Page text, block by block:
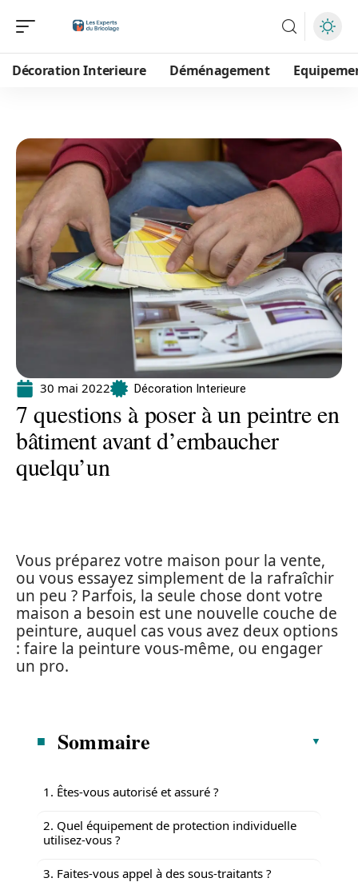
Décoration Interieure Déménagement
30 mai 2022 Décoration Interieure
7 questions à poser à un peintre en
bâtiment avant d’embaucher
quelqu’un
Vous préparez votre maison pour la vente,
ou vous essayez simplement de la rafraîchir
un peu ? Parfois, la seule chose dont votre
maison a besoin est une nouvelle couche de
peinture, auquel cas vous avez deux options
: faire la peinture vous-même, ou engager
un pro.
Sommaire
1. Êtes-vous autorisé et assuré ?
2. Quel équipement de protection individuelle
utilisez-vous ?
3. Faites-vous appel à des sous-traitants ?